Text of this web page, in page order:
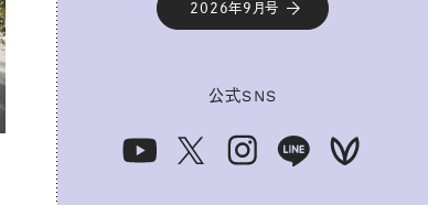
2026年9月号
公式SNS
2026年9月号
公式SNS